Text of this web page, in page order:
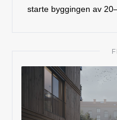
starte byggingen av